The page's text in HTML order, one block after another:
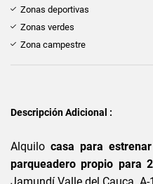
Zonas deportivas
Zonas verdes
Zona campestre
Descripción Adicional :
Alquilo casa para
parqueadero propio para